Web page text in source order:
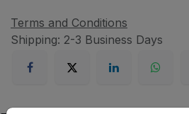
Terms and Conditions
Shipping: 2-3 Business Days